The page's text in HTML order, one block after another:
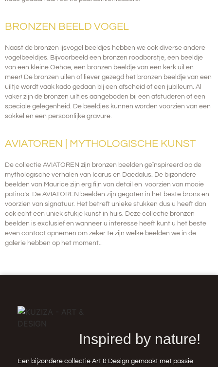
BRONZEN BEELD VOGEL
Naast de bronzen ijsvogel beeldjes hebben we ook diverse andere
vogelbeeldjes. Bijvoorbeeld een bronzen roodborstje, een beeldje
van een kleine Oehoe, een bronzen beeldje van een kerk uil en
meer! De bronzen uilen of liever gezegd het bronzen beeldje van een
uiltje wordt vaak kado gedaan bij een afscheid of een jubileum. Al
vaker zijn de bronzen uiltjes aangeboden bij een afstuderen of een
speciale gelegenheid. De beeldjes kunnen worden voorzien van een
sokkel en een persoonlijke gravure.
AVIATOREN | MYTHOLOGISCHE KUNST
De collectie AVIATOREN zijn bronzen beelden geïnspireerd op de
mythologische verhalen van Icarus en Daedalus. De bijzondere
beelden van Maurice zijn erg fijn van detail en voorzien van mooie
patina’s. De AVIATOREN beelden zijn gegoten in het beste brons en
voorzien van signatuur. Het betreft unieke stukken dus u heeft dan
ook echt een uniek stukje kunst in huis. Deze collectie bronzen
beelden is exclusief en wanneer u interesse heeft kunt u het beste
even contact opnemen om zeker te zijn welke beelden we in de
galerie hebben op het moment..
Inspired by nature!
Een bijzondere collectie Art & Design gemaakt met passie